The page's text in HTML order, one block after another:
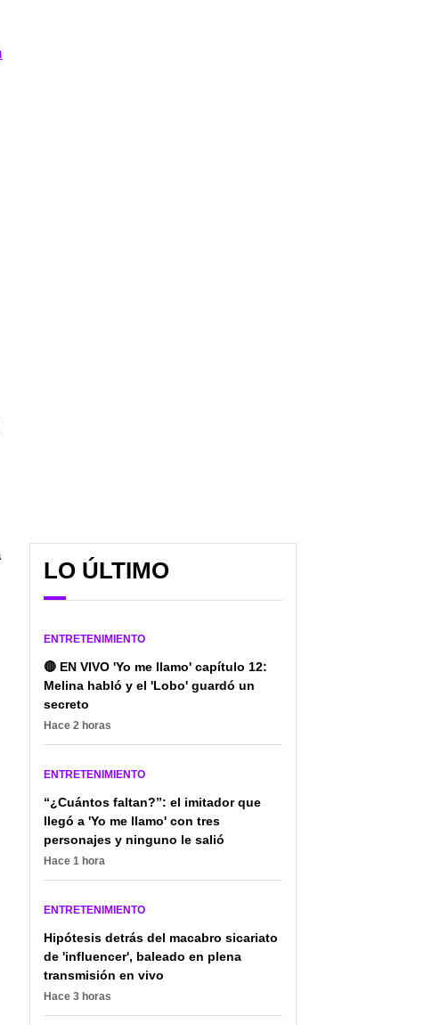
LO ÚLTIMO
ENTRETENIMIENTO
🔴 EN VIVO 'Yo me llamo' capítulo 12:
Melina habló y el 'Lobo' guardó un
secreto
Hace 2 horas
ENTRETENIMIENTO
“¿Cuántos faltan?”: el imitador que
llegó a 'Yo me llamo' con tres
personajes y ninguno le salió
Hace 1 hora
ENTRETENIMIENTO
Hipótesis detrás del macabro sicariato
de 'influencer', baleado en plena
transmisión en vivo
Hace 3 horas